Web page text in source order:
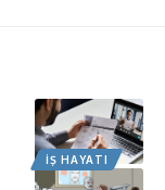
İŞ HAYATI